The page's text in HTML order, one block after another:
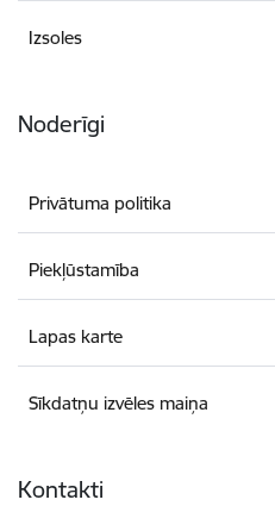
Izsoles
Noderīgi
Privātuma politika
Piekļūstamība
Lapas karte
Sīkdatņu izvēles maiņa
Kontakti